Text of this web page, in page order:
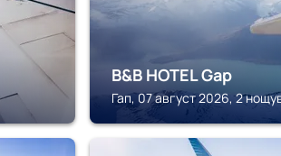
B&B HOTEL Gap
Гап, 07 август 2026, 2